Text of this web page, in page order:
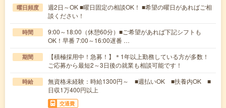
曜日頻度
週2日～OK ■曜日固定の相談OK！ ■希望の曜日があればご相
談ください！
時間
9:00～18:00（休憩60分）■ご希望があれば下記シフトも
OK！早番 7:00～16:00遅番 …
期間
【積極採用中！急募！】＊1年以上勤務している方が多数！
ご応募から最短2～3日後の就業も相談可能です！
時給
無資格未経験：時給1300円～ ■週払いOK ■扶養内OK ■
日収1万400円以上
交通費